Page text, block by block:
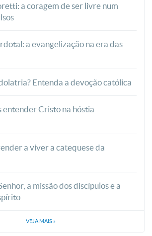
a coragem de ser livre num
a evangelização na era das
Entenda a devoção católica
entender Cristo na hóstia
a viver a catequese da
a missão dos discípulos e a
VEJA MAIS »